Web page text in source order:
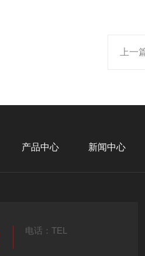
上一
产品中心 新闻中心
电话：TEL